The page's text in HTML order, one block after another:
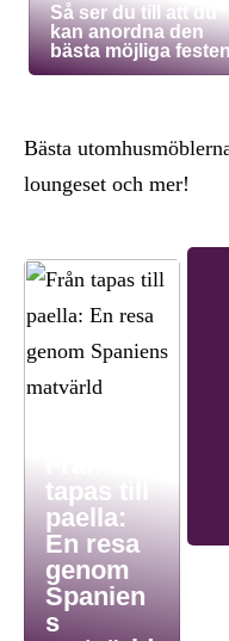
Så ser du till att du
kan anordna den
bästa möjliga
Bästa
loungeset och mer!
tapas till
paella:
En resa
genom
Spanien
s